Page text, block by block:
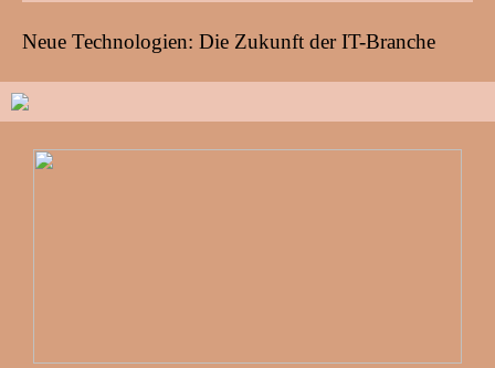
Neue Technologien: Die Zukunft der IT-Branche